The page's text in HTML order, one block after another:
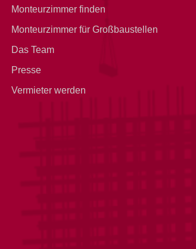
Monteurzimmer finden
Monteurzimmer für Großbaustellen
Das Team
Presse
Vermieter werden